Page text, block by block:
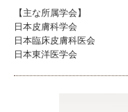
【主な所属学会】
日本皮膚科学会
日本臨床皮膚科医会
日本東洋医学会